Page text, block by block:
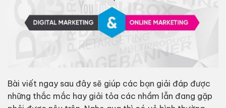
Bài viết ngay sau đây sẽ giúp các bạn giải đáp được
những thắc mắc hay giải tỏa các nhầm lẫn đang gặp